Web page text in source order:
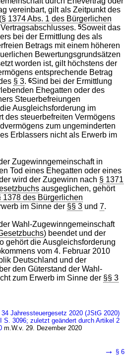
vereinbart, gilt als Zeitpunkt des
§ 1374 Abs. 1 des Bürgerlichen
5Soweit das
bei der Ermittlung des als
Betrags mit einem höheren
Bewertungsgrundsätzen
worden ist, gilt höchstens der
entsprechende Betrag
§ 3.6Sind bei der Ermittlung
Ehegatten oder des
Steuerbefreiungen
Ausgleichsforderung im
des steuerbefreiten Vermögens
zum ungeminderten
Erblassers nicht als Erwerb im
Zugewinngemeinschaft in
Tod eines Ehegatten oder eines
wird der Zugewinn nach § 1371
ausgeglichen, gehört
1378 des Bürgerlichen
im Sinne der §§ 3 und7.
Wahl-Zugewinngemeinschaft
) beendet und der
gehört die Ausgleichsforderung
vom 4. Februar 2010
Deutschland und der
den Güterstand der Wahl-
zum Erwerb im Sinne der §§ 3
Jahressteuergesetz 2020 (JStG 2020)
S. 3096; zuletzt geändert durch Artikel 2
m.W.v. 29. Dezember 2020
→ § 6